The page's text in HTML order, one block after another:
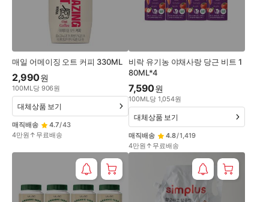
매일 어메이징 오트 커피 330ML
2,990원
100ML당 906원
매직배송 4.7/43
4만원↑무료배송
대체상품 보기
비락 유기농 야채사랑 당근 비트 1
80ML*4
7,590원
100ML당 1,054원
매직배송 4.8/1,419
4만원↑무료배송
대체상품 보기